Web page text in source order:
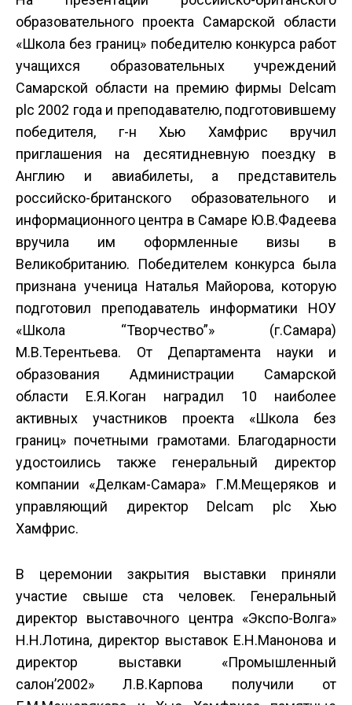
образовательного проекта Самарской области
«Школа без границ» победителю конкурса работ
учащихся образовательных учреждений
Самарской области на премию фирмы Delcam
plc 2002 года и преподавателю, подготовившему
победителя, г-н Хью Хамфрис вручил
приглашения на десятидневную поездку в
Англию и авиабилеты, а представитель
российско-британского образовательного и
информационного центра в Самаре Ю.В.Фадеева
вручила им оформленные визы в
Великобританию. Победителем конкурса была
признана ученица Наталья Майорова, которую
подготовил преподаватель информатики НОУ
«Школа “Творчество”» (г.Самара)
М.В.Терентьева. От Департамента науки и
образования Администрации Самарской
области Е.Я.Коган наградил 10 наиболее
активных участников проекта «Школа без
границ» почетными грамотами. Благодарности
удостоились также генеральный директор
компании «Делкам-Самара» Г.М.Мещеряков и
управляющий директор Delcam plc Хью
Хамфрис.
В церемонии закрытия выставки приняли
участие свыше ста человек. Генеральный
директор выставочного центра «Экспо-Волга»
Н.Н.Лотина, директор выставок Е.Н.Манонова и
директор выставки «Промышленный
салон’2002» Л.В.Карпова получили от